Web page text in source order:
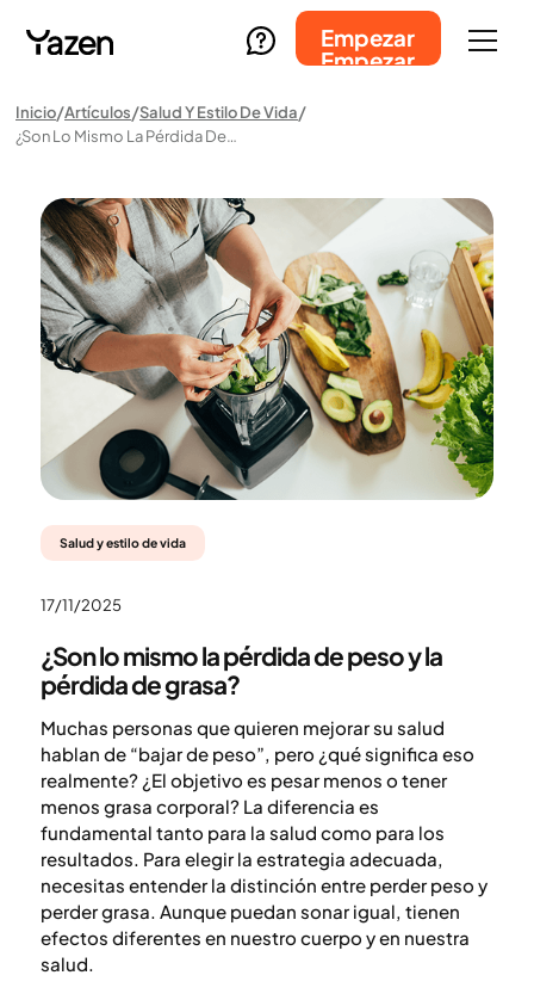
Empezar
Empezar
Inicio Artículos Salud Y Estilo De Vida
¿Son Lo Mismo La Pérdida De Peso Y La Pérdida De Grasa?
Salud y estilo de vida
17/11/2025
¿Son lo mismo la pérdida de peso y la
pérdida de grasa?
Muchas personas que quieren mejorar su salud
hablan de “bajar de peso”, pero ¿qué significa eso
realmente? ¿El objetivo es pesar menos o tener
menos grasa corporal? La diferencia es
fundamental tanto para la salud como para los
resultados. Para elegir la estrategia adecuada,
necesitas entender la distinción entre perder peso y
perder grasa. Aunque puedan sonar igual, tienen
efectos diferentes en nuestro cuerpo y en nuestra
salud.